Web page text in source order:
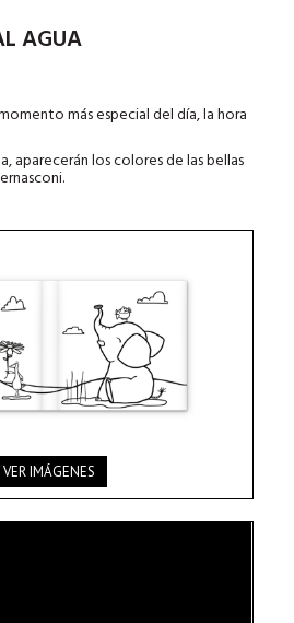
AGUA
más especial del día, la hora
aparecerán los colores de las bellas
VER IMÁGENES